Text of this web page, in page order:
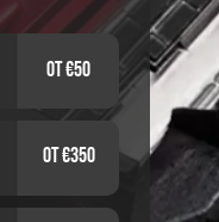
от €350
от €50